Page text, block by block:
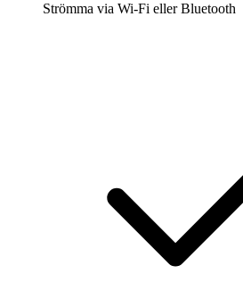
Strömma via Wi-Fi eller Bluetooth